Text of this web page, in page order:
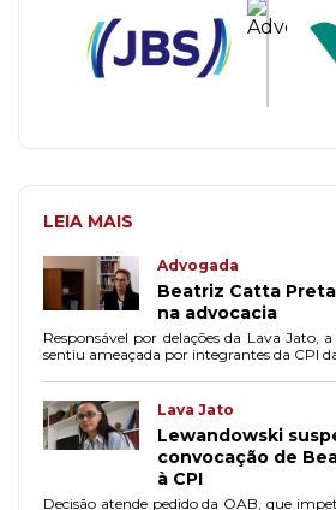
LEIA MAIS
Advogada
Beatriz Catta
na advocacia
Responsável por delações da Lava Jato,
sentiu ameaçada por integrantes da CPI
Lava Jato
Lewandowski
convocação de
à CPI
Decisão atende pedido da OAB, que